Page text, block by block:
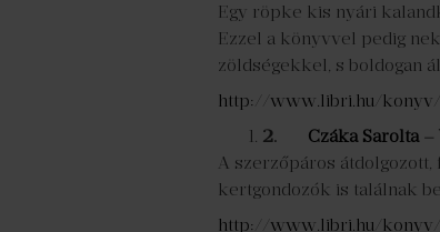
Egy röpke kis nyári
Ezzel a könyvvel pedig
zöldségekkel, s boldogan
http://www.libri.hu/konyv/
2. Czáka Sarolta–
A szerzőpáros
kertgondozók is találnak
http://www.libri.hu/konyv/